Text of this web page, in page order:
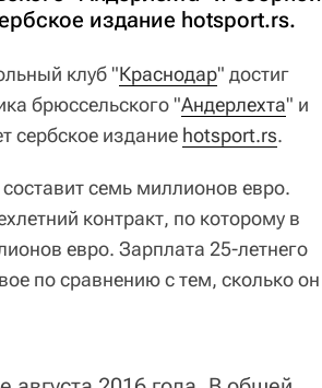
издание hotsport.rs.
клуб "Краснодар" достиг
брюссельского "Андерлехта" и
сербское издание hotsport.rs.
семь миллионов евро.
контракт, по которому в
евро. Зарплата 25-летнего
по сравнению с тем, сколько он